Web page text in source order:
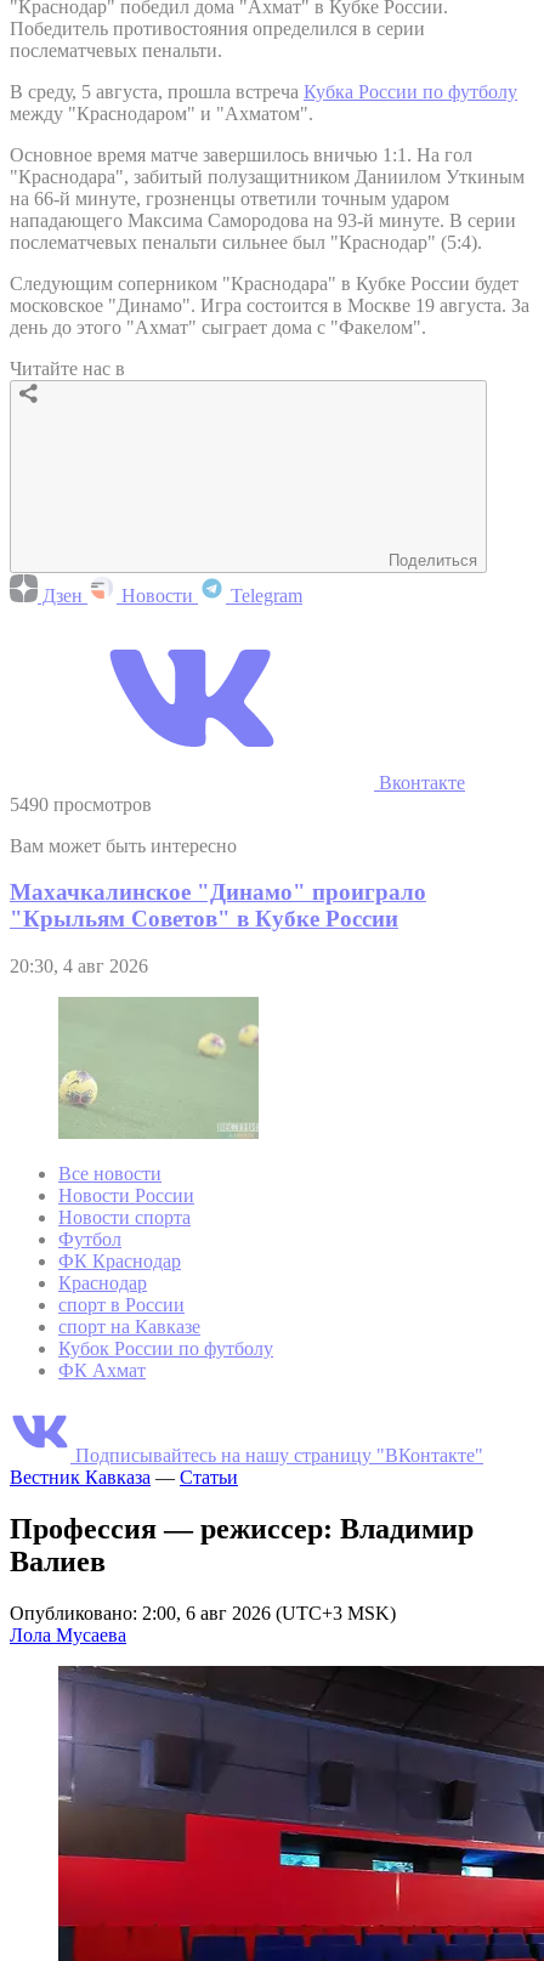
"Краснодар" победил дома "Ахмат" в Кубке России.
Победитель противостояния определился в серии
послематчевых пенальти.
В среду, 5 августа, прошла встреча Кубка России по футболу
между "Краснодаром" и "Ахматом".
Основное время матче завершилось вничью 1:1. На гол
"Краснодара", забитый полузащитником Даниилом Уткиным
на 66-й минуте, грозненцы ответили точным ударом
нападающего Максима Самородова на 93-й минуте. В серии
послематчевых пенальти сильнее был "Краснодар" (5:4).
Следующим соперником "Краснодара" в Кубке России будет
московское "Динамо". Игра состоится в Москве 19 августа. За
день до этого "Ахмат" сыграет дома с "Факелом".
Читайте нас в
Поделиться
Дзен Новости Telegram
Вконтакте
5490 просмотров
Вам может быть интересно
Махачкалинское "Динамо" проиграло
"Крыльям Советов" в Кубке России
20:30, 4 авг 2026
Все новости
Новости России
Новости спорта
Футбол
ФК Краснодар
Краснодар
спорт в России
спорт на Кавказе
Кубок России по футболу
ФК Ахмат
Подписывайтесь на нашу страницу "ВКонтакте"
Вестник Кавказа — Статьи
Профессия — режиссер: Владимир
Валиев
Опубликовано: 2:00, 6 авг 2026 (UTC+3 MSK)
Лола Мусаева